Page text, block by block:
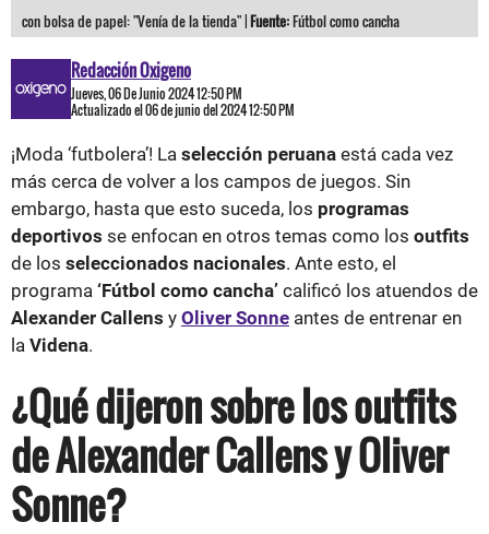
con bolsa de papel: "Venía de la tienda" |Fuente:Fútbol como cancha
Redacción Oxigeno
Jueves, 06 De Junio 2024 12:50 PM
Actualizado el 06 de junio del 2024 12:50 PM
¡Moda ‘futbolera’! La selección peruana está cada vez
más cerca de volver a los campos de juegos. Sin
embargo, hasta que esto suceda, los programas
deportivos se enfocan en otros temas como los outfits
de los seleccionados nacionales. Ante esto, el
programa ‘Fútbol como cancha’ calificó los atuendos de
Alexander Callens y Oliver Sonne antes de entrenar en
la Videna.
¿Qué dijeron sobre los outfits
de Alexander Callens y Oliver
Sonne?